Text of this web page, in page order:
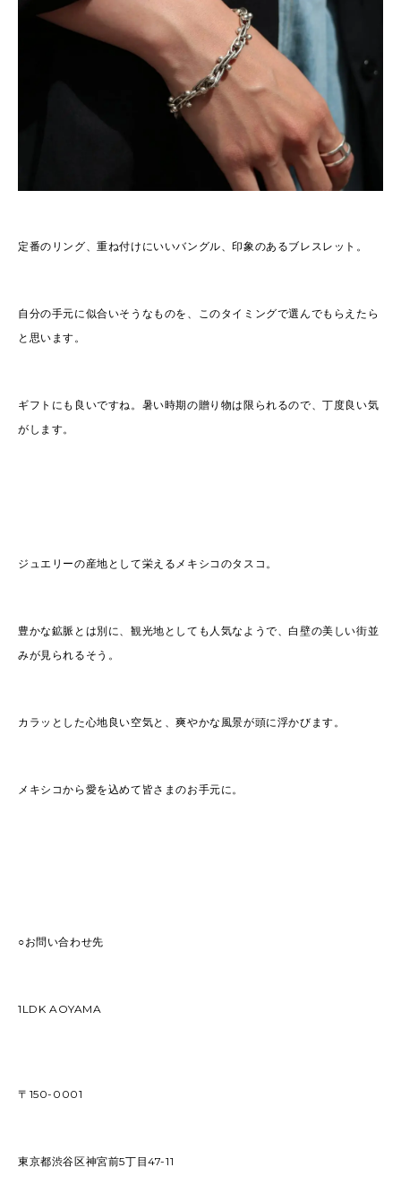
定番のリング、重ね付けにいいバングル、印象のあるブレスレット。
自分の手元に似合いそうなものを、このタイミングで選んでもらえたら
と思います。
ギフトにも良いですね。暑い時期の贈り物は限られるので、丁度良い気
がします。
ジュエリーの産地として栄えるメキシコのタスコ。
豊かな鉱脈とは別に、観光地としても人気なようで、白壁の美しい街並
みが見られるそう。
カラッとした心地良い空気と、爽やかな風景が頭に浮かびます。
メキシコから愛を込めて皆さまのお手元に。
○お問い合わせ先
1LDK AOYAMA
〒150-0001
東京都渋谷区神宮前5丁目47-11